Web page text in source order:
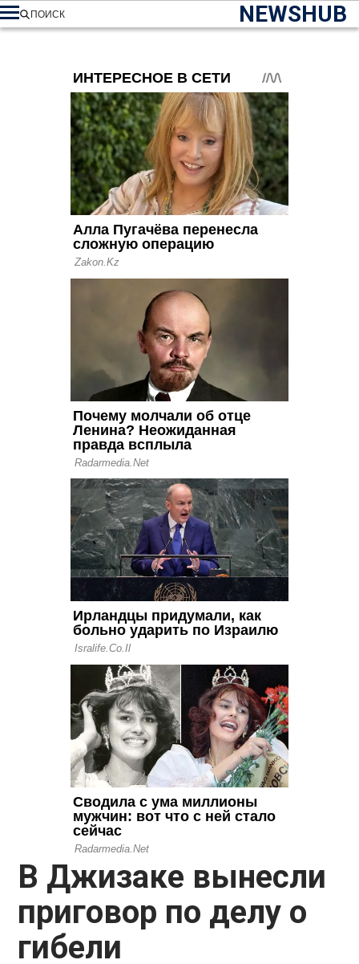
NEWSHUB
ПОИСК
В Джизаке вынесли
приговор по делу о
гибели